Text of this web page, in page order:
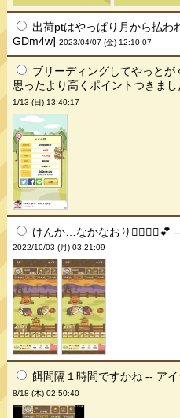
出荷ptはやっぱり月から払わ
GDm4w]2023/04/07 (金) 12:10:07
ブリーディングしてやっとが
思ったより高くポイントつきま
1/13 (日) 13:40:17
けんか…なかなおり👨‍❤️‍💋‍👨💕
2022/10/03 (月) 03:21:09
餌間隔１時間ですかね -- ア
8/18 (木) 02:50:40